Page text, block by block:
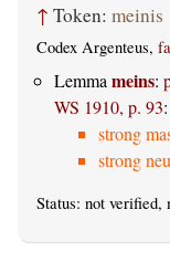
↑ Token: meinis
Codex Argenteus,
Lemmameins:
WS 1910, p. 93:
strong
strong
Status: not verified,